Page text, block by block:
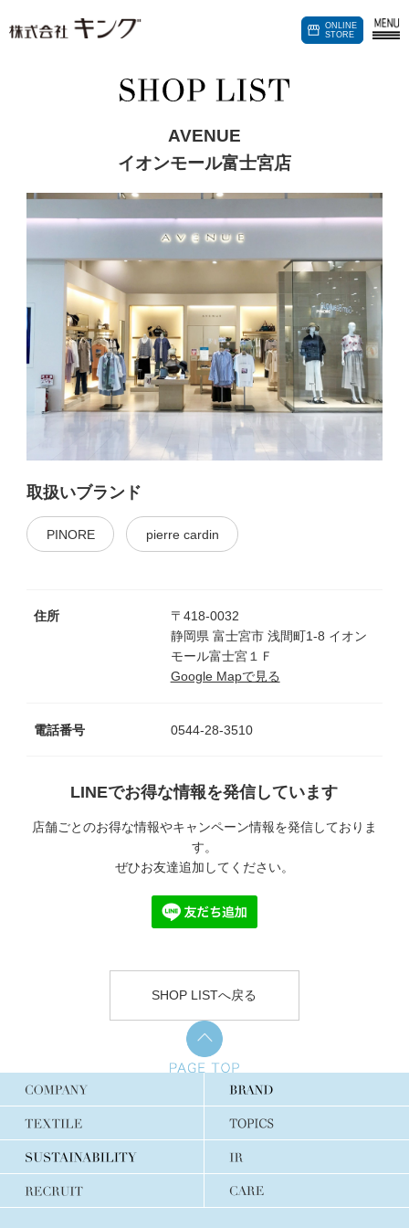
パートナー
加盟店募集
ONLINE
STORE
AVENUE
イオンモール富士宮店
取扱いブランド
PINORE pierre cardin
住所
〒418-0032
静岡県 富士宮市 浅間町1-8 イオン
モール富士宮１Ｆ
Google Mapで見る
電話番号 0544-28-3510
LINEでお得な情報を発信しています
店舗ごとのお得な情報やキャンペーン情報を発信しておりま
す。
ぜひお友達追加してください。
SHOP LISTへ戻る